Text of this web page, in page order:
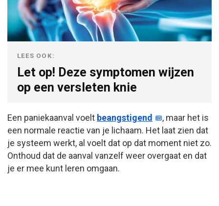
LEES OOK:
Let op! Deze symptomen wijzen
op een versleten knie
Een paniekaanval voelt beangstigend
, maar het is
een normale reactie van je lichaam. Het laat zien dat
je systeem werkt, al voelt dat op dat moment niet zo.
Onthoud dat de aanval vanzelf weer overgaat en dat
je er mee kunt leren omgaan.